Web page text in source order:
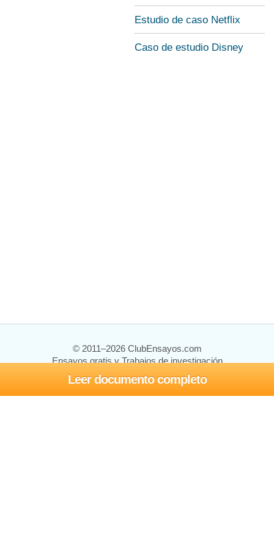
Leer documento completo
Estudio de caso Netflix
Caso de estudio Disney
© 2011–2026 ClubEnsayos.com
Ensayos gratis y Trabajos de investigación